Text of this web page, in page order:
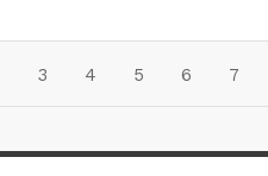
3 4 5 6 7